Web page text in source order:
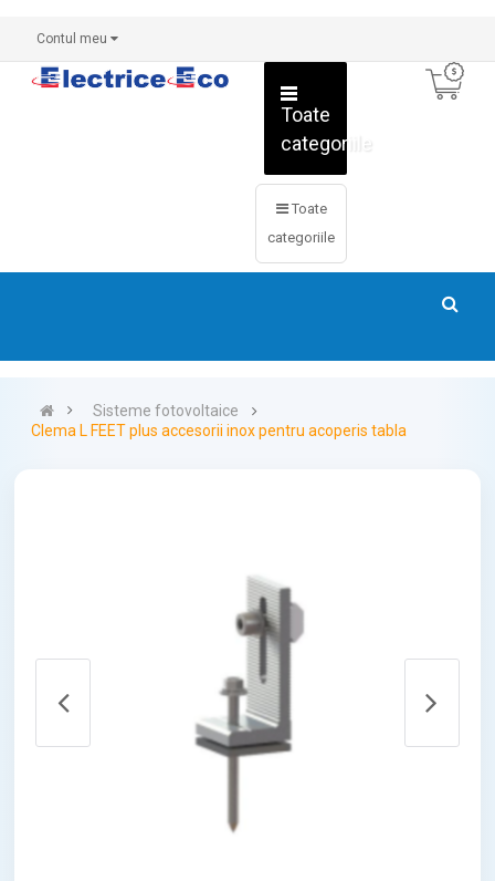
Contul meu
Toate
categoriile
Toate
categoriile
Sisteme fotovoltaice
Clema L FEET plus accesorii inox pentru acoperis tabla